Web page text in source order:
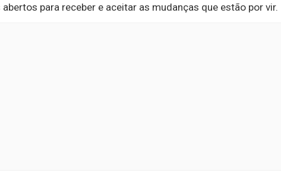
para receber e aceitar as mudanças que estão por vir.